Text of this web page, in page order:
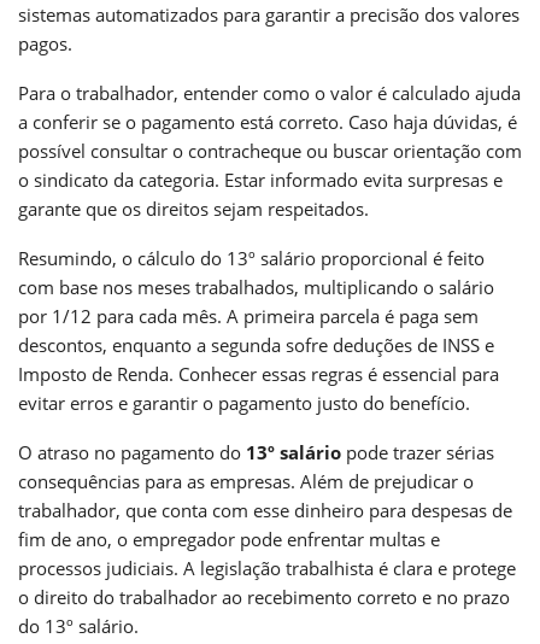
sistemas automatizados para garantir a precisão dos valores
pagos.
Para o trabalhador, entender como o valor é calculado ajuda
a conferir se o pagamento está correto. Caso haja dúvidas, é
possível consultar o contracheque ou buscar orientação com
o sindicato da categoria. Estar informado evita surpresas e
garante que os direitos sejam respeitados.
Resumindo, o cálculo do 13º salário proporcional é feito
com base nos meses trabalhados, multiplicando o salário
por 1/12 para cada mês. A primeira parcela é paga sem
descontos, enquanto a segunda sofre deduções de INSS e
Imposto de Renda. Conhecer essas regras é essencial para
evitar erros e garantir o pagamento justo do benefício.
O atraso no pagamento do 13º salário pode trazer sérias
consequências para as empresas. Além de prejudicar o
trabalhador, que conta com esse dinheiro para despesas de
fim de ano, o empregador pode enfrentar multas e
processos judiciais. A legislação trabalhista é clara e protege
o direito do trabalhador ao recebimento correto e no prazo
do 13º salário.